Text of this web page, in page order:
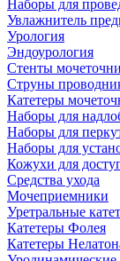
Наборы для
Увлажнитель
Урология
Эндоурология
Стенты
Струны
Катетеры
Наборы для
Наборы для
Наборы для
Кожухи для
Средства ухода
Мочеприемники
Уретральные
Катетеры Фолея
Катетеры